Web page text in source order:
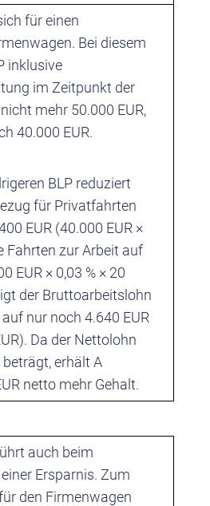
für einen
Bei diesem
inklusive
im Zeitpunkt der
mehr 50.000 EUR,
40.000 EUR.
BLP reduziert
für Privatfahrten
EUR (40.000 EUR ×
Fahrten zur Arbeit auf
EUR × 0,03 % × 20
der Bruttoarbeitslohn
nur noch 4.640 EUR
Da der Nettolohn
beträgt, erhält A
netto mehr Gehalt.
auch beim
Ersparnis. Zum
den Firmenwagen